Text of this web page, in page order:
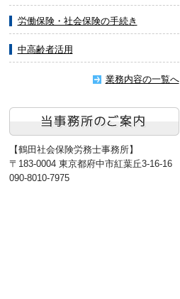
労働保険・社会保険の手続き
中高齢者活用
業務内容の一覧へ
【鶴田社会保険労務士事務所】
〒183-0004 東京都府中市紅葉丘3-16-16
090-8010-7975